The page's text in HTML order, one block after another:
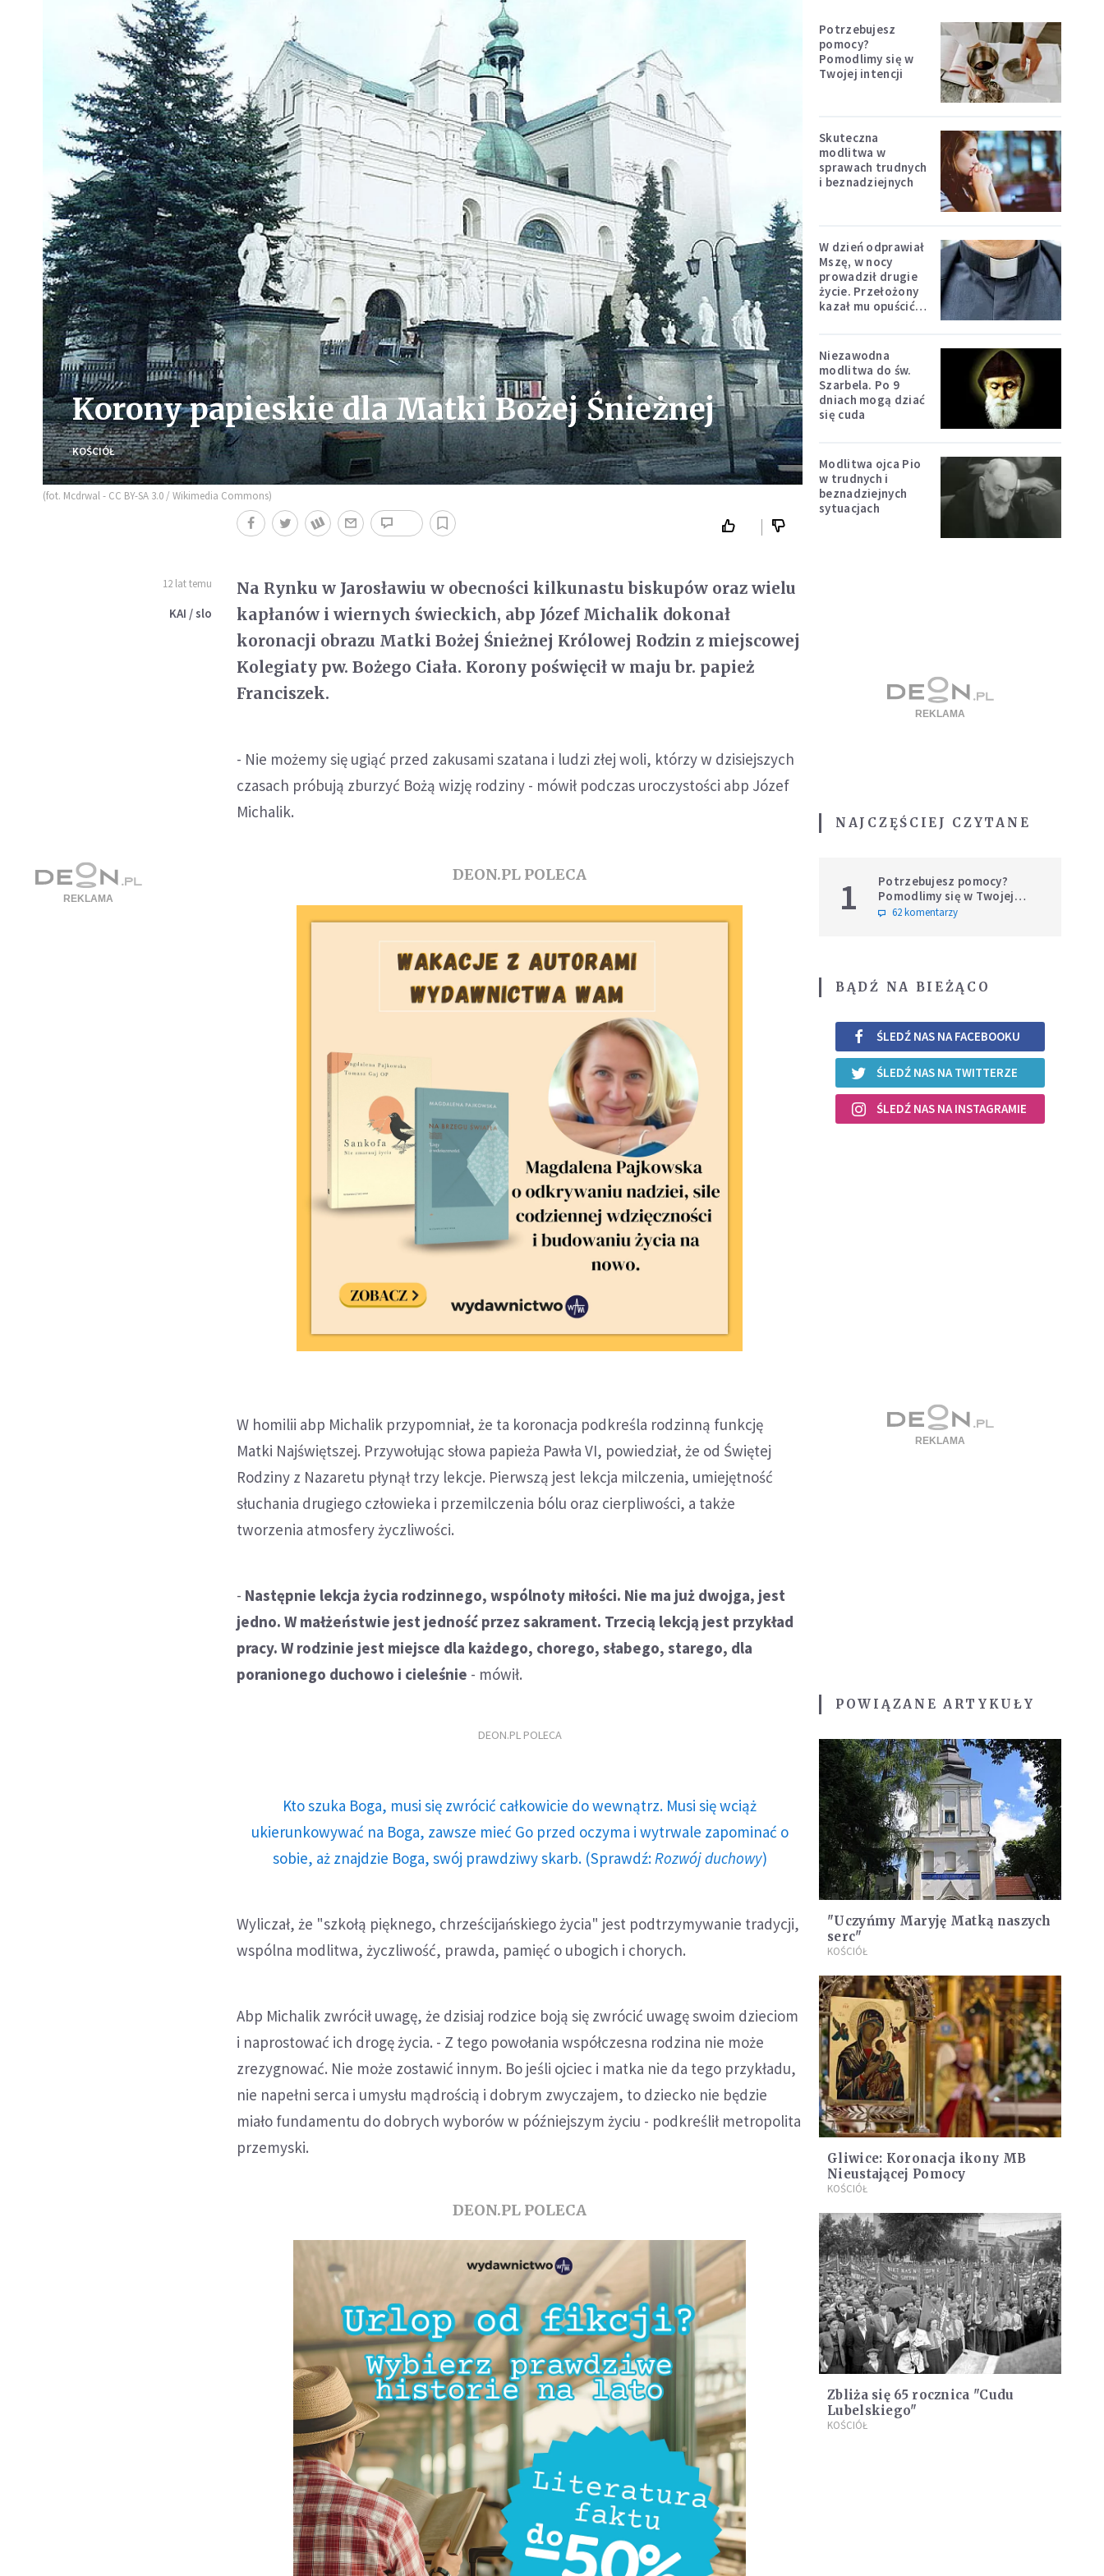
Korony papieskie dla Matki Bożej Śnieżnej
KOŚCIÓŁ
(fot. Mcdrwal - CC BY-SA 3.0 / Wikimedia Commons)
12 lat temu
KAI / slo
Na Rynku w Jarosławiu w obecności kilkunastu biskupów oraz wielu
kapłanów i wiernych świeckich, abp Józef Michalik dokonał
koronacji obrazu Matki Bożej Śnieżnej Królowej Rodzin z miejscowej
Kolegiaty pw. Bożego Ciała. Korony poświęcił w maju br. papież
Franciszek.
- Nie możemy się ugiąć przed zakusami szatana i ludzi złej woli, którzy w dzisiejszych
czasach próbują zburzyć Bożą wizję rodziny - mówił podczas uroczystości abp Józef
Michalik.
DEON.PL POLECA
W homilii abp Michalik przypomniał, że ta koronacja podkreśla rodzinną funkcję
Matki Najświętszej. Przywołując słowa papieża Pawła VI, powiedział, że od Świętej
Rodziny z Nazaretu płynął trzy lekcje. Pierwszą jest lekcja milczenia, umiejętność
słuchania drugiego człowieka i przemilczenia bólu oraz cierpliwości, a także
tworzenia atmosfery życzliwości.
- Następnie lekcja życia rodzinnego, wspólnoty miłości. Nie ma już dwojga, jest
jedno. W małżeństwie jest jedność przez sakrament. Trzecią lekcją jest przykład
pracy. W rodzinie jest miejsce dla każdego, chorego, słabego, starego, dla
poranionego duchowo i cieleśnie - mówił.
DEON.PL POLECA
Kto szuka Boga, musi się zwrócić całkowicie do wewnątrz. Musi się wciąż
ukierunkowywać na Boga, zawsze mieć Go przed oczyma i wytrwale zapominać o
sobie, aż znajdzie Boga, swój prawdziwy skarb. (Sprawdź: Rozwój duchowy)
Wyliczał, że "szkołą pięknego, chrześcijańskiego życia" jest podtrzymywanie tradycji,
wspólna modlitwa, życzliwość, prawda, pamięć o ubogich i chorych.
Abp Michalik zwrócił uwagę, że dzisiaj rodzice boją się zwrócić uwagę swoim dzieciom
i naprostować ich drogę życia. - Z tego powołania współczesna rodzina nie może
zrezygnować. Nie może zostawić innym. Bo jeśli ojciec i matka nie da tego przykładu,
nie napełni serca i umysłu mądrością i dobrym zwyczajem, to dziecko nie będzie
miało fundamentu do dobrych wyborów w późniejszym życiu - podkreślił metropolita
przemyski.
DEON.PL POLECA
Potrzebujesz
pomocy?
Pomodlimy się w
Twojej intencji
Skuteczna
modlitwa w
sprawach trudnych
i beznadziejnych
W dzień odprawiał
Mszę, w nocy
prowadził drugie
życie. Przełożony
kazał mu opuścić
Niezawodna
modlitwa do św.
Szarbela. Po 9
dniach mogą dziać
się cuda
Modlitwa ojca Pio
w trudnych i
beznadziejnych
sytuacjach
NAJCZĘŚCIEJ CZYTANE
1
Potrzebujesz pomocy?
Pomodlimy się w Twojej
intencji
62 komentarzy
BĄDŹ NA BIEŻĄCO
ŚLEDŹ NAS NA FACEBOOKU
ŚLEDŹ NAS NA TWITTERZE
ŚLEDŹ NAS NA INSTAGRAMIE
POWIĄZANE ARTYKUŁY
"Uczyńmy Maryję Matką naszych
serc"
KOŚCIÓŁ
Gliwice: Koronacja ikony MB
Nieustającej Pomocy
KOŚCIÓŁ
Zbliża się 65 rocznica "Cudu
Lubelskiego"
KOŚCIÓŁ